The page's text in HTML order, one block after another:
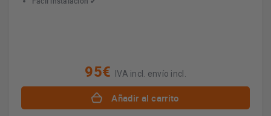
95€ IVA incl. envío incl.
Añadir al carrito